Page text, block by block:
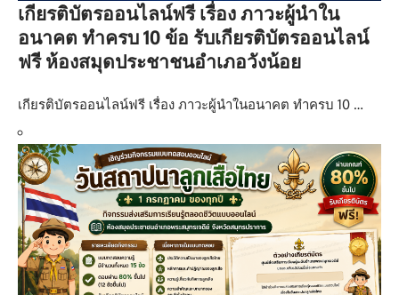
เกียรติบัตรออนไลน์ฟรี เรื่อง ภาวะผู้นำใน
อนาคต ทำครบ 10 ข้อ รับเกียรติบัตรออนไลน์
ฟรี ห้องสมุดประชาชนอำเภอวังน้อย
เกียรติบัตรออนไลน์ฟรี เรื่อง ภาวะผู้นำในอนาคต ทำครบ 10 …